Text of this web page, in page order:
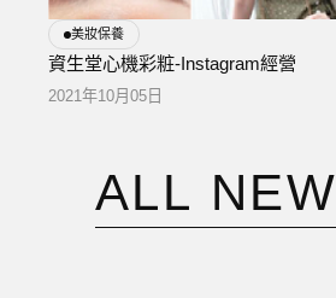
美妝保養
資生堂心機彩粧-Instagram經營
2021年10月05日
ALL NEW